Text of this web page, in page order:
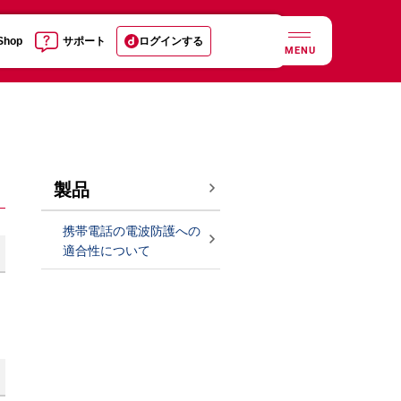
サポート ログインする
MENU
製品
携帯電話の電波防護への
適合性について